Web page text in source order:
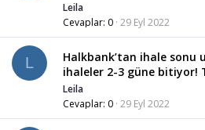
Leila
Cevaplar 0 29 Eyl 2022
L
Halkbank’tan ihale sonu
ihaleler 2-3 güne bitiyor!
Leila
Cevaplar 0 29 Eyl 2022